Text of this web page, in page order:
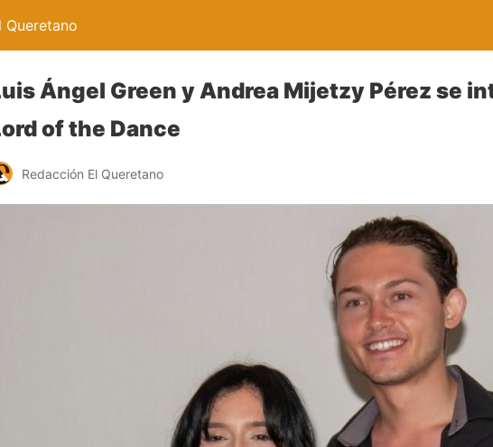
Queretano
Ángel Green y Andrea Mijetzy Pérez se
of the Dance
Redacción El Queretano